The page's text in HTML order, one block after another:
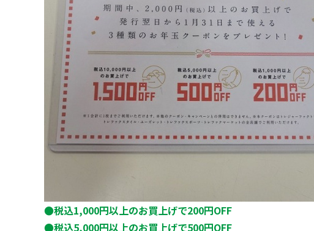
●税込1,000円以上のお買上げで200円OFF
●税込5,000円以上のお買上げで500円OFF